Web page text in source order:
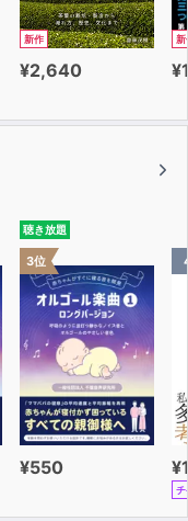
新作
¥2,640
新
聴き放題
3位
¥550
チ